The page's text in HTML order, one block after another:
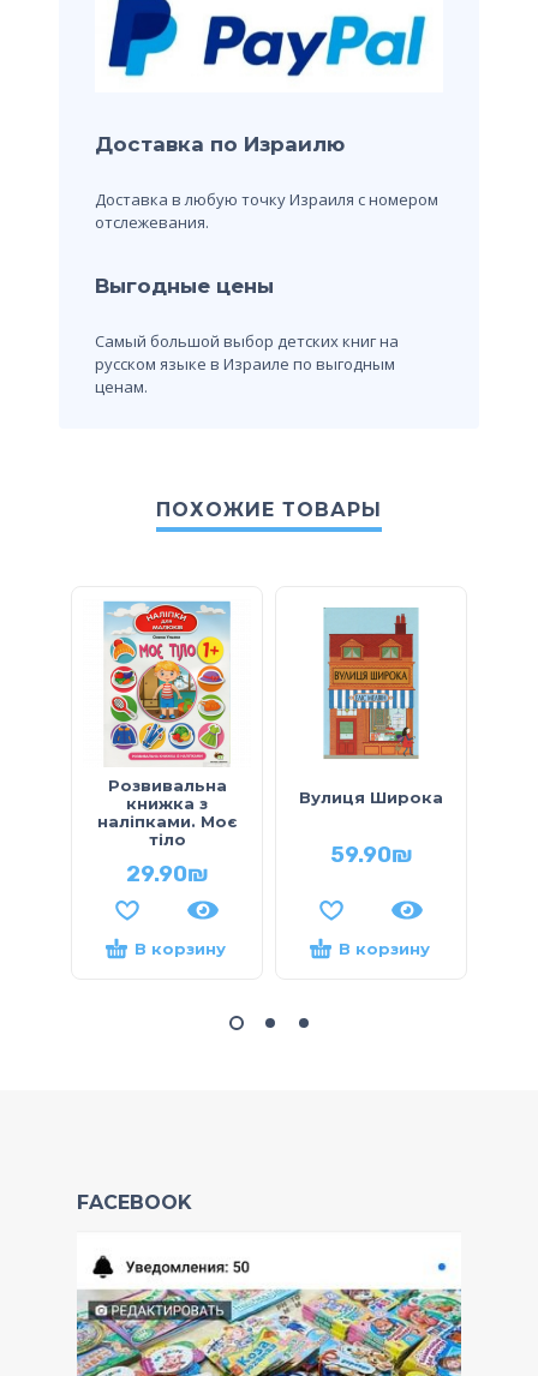
Доставка по Израилю
Доставка в любую точку Израиля с номером
отслежевания.
Выгодные цены
Самый большой выбор детских книг на
русском языке в Израиле по выгодным
ценам.
ПОХОЖИЕ ТОВАРЫ
Розвивальна
книжка з
наліпками. Моє
тіло
29.90₪
В корзину
Вулиця Широка
59.90₪
В корзину
FACEBOOK